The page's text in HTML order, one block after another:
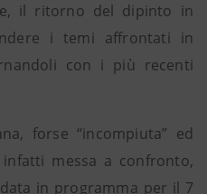
il ritorno del dipinto in
i temi affrontati in
con i più recenti
forse “incompiuta” ed
messa a confronto,
in programma per il 7